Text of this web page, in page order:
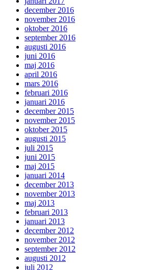
december 2016
november 2016
oktober 2016
september 2016
augusti 2016
juni 2016
maj 2016
april 2016
mars 2016
februari 2016
januari 2016
december 2015
november 2015
oktober 2015
augusti 2015
juli 2015
juni 2015
maj 2015
januari 2014
december 2013
november 2013
maj 2013
februari 2013
januari 2013
december 2012
november 2012
september 2012
augusti 2012
juli 2012